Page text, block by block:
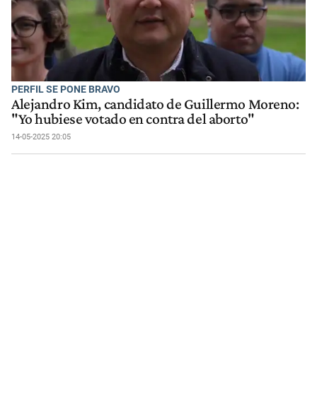
PERFIL SE PONE BRAVO
Alejandro Kim, candidato de Guillermo Moreno:
"Yo hubiese votado en contra del aborto"
14-05-2025 20:05